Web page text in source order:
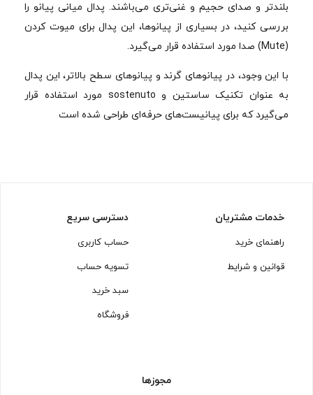
بلندتر و صدای حجیم و غنی‌تری می‌باشند. پدال میانی پیانو را
بررسی کنید، در بسیاری از پیانوها، این پدال برای میوت کردن
(Mute) صدا مورد استفاده قرار می‌گیرد.
با این وجود، در پیانوهای گرند و پیانوهای سطح بالاتر، این پدال
به عنوان تکنیک ساستین و sostenuto مورد استفاده قرار
می‌گیرد که برای پیانیست‌های حرفه‌ای طراحی شده است
خدمات مشتریان
راهنمای خرید
قوانین و شرایط
دسترسی سریع
حساب کاربری
تسویه حساب
سبد خرید
فروشگاه
مجوزها